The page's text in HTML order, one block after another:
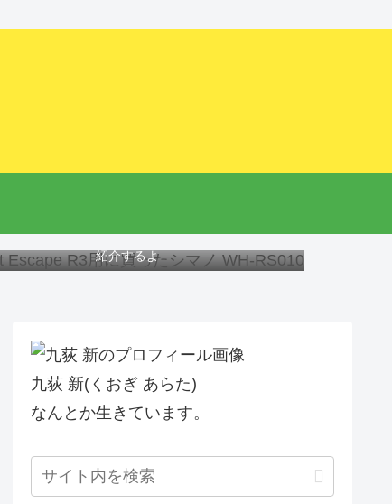
紹介するよ
九荻 新(くおぎ あらた)
なんとか生きています。